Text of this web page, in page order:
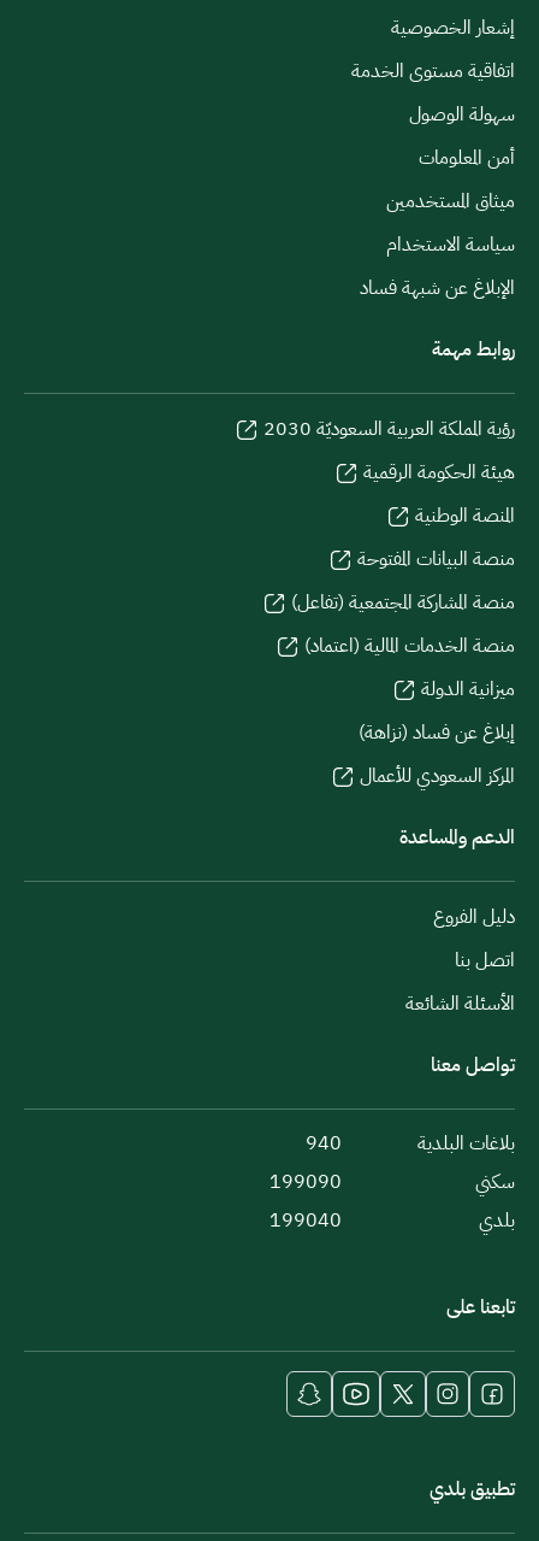
إشعار الخصوصية
اتفاقية مستوى الخدمة
سهولة الوصول
أمن المعلومات
ميثاق المستخدمين
سياسة الاستخدام
الإبلاغ عن شبهة فساد
روابط مهمة
رؤية المملكة العربية السعوديّة 2030
هيئة الحكومة الرقمية
المنصة الوطنية
منصة البيانات المفتوحة
منصة المشاركة المجتمعية (تفاعل)
منصة الخدمات المالية (اعتماد)
ميزانية الدولة
إبلاغ عن فساد (نزاهة)
المركز السعودي للأعمال
الدعم والمساعدة
دليل الفروع
اتصل بنا
الأسئلة الشائعة
تواصل معنا
بلاغات البلدية
940
سكني
199090
بلدي
199040
تابعنا على
تطبيق بلدي